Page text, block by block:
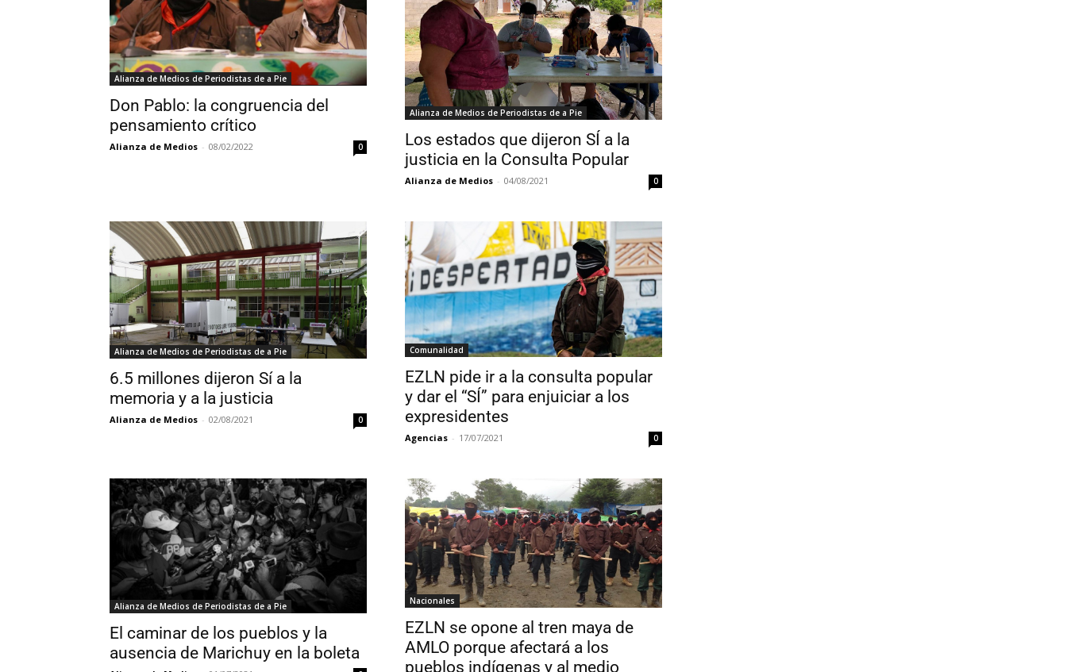
Alianza de Medios de Periodistas de a Pie
Don Pablo: la congruencia del
pensamiento crítico
Alianza de Medios - 08/02/2022 0
Alianza de Medios de Periodistas de a Pie
Los estados que dijeron SÍ a la
justicia en la Consulta Popular
Alianza de Medios - 04/08/2021 0
Alianza de Medios de Periodistas de a Pie
6.5 millones dijeron Sí a la
memoria y a la justicia
Alianza de Medios - 02/08/2021 0
Comunalidad
EZLN pide ir a la consulta popular
y dar el “SÍ” para enjuiciar a los
expresidentes
Agencias - 17/07/2021 0
Alianza de Medios de Periodistas de a Pie
El caminar de los pueblos y la
ausencia de Marichuy en la boleta
Nacionales
EZLN se opone al tren maya de
AMLO porque afectará a los
pueblos indígenas y al medio